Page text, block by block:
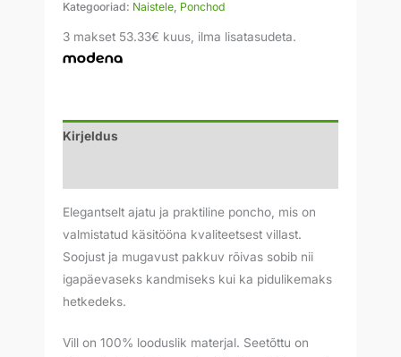
Kategooriad: Naistele Ponchod
3 makset 53.33€ kuus, ilma lisatasudeta.
Kirjeldus
Elegantselt ajatu ja praktiline poncho, mis on
valmistatud käsitööna kvaliteetsest villast.
Soojust ja mugavust pakkuv rõivas sobib nii
igapäevaseks kandmiseks kui ka pidulikemaks
hetkedeks.
Vill on 100% looduslik materjal. Seetõttu on